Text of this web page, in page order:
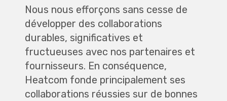
Nous nous efforçons sans cesse de
développer des collaborations
durables, significatives et
fructueuses avec nos partenaires et
fournisseurs. En conséquence,
Heatcom fonde principalement ses
collaborations réussies sur de bonnes